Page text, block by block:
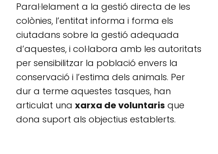
Paral·lelament a la gestió directa de les
colònies, l’entitat informa i forma els
ciutadans sobre la gestió adequada
d’aquestes, i col·labora amb les autoritats
per sensibilitzar la població envers la
conservació i l’estima dels animals. Per
dur a terme aquestes tasques, han
articulat una xarxa de voluntaris que
dona suport als objectius establerts.